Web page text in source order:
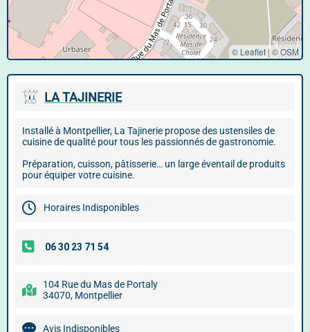
© Leaflet | ©OSM
LA TAJINERIE
Installé à Montpellier, La Tajinerie propose des ustensiles de
cuisine de qualité pour tous les passionnés de gastronomie.
Préparation, cuisson, pâtisserie… un large éventail de produits
pour équiper votre cuisine.
Horaires Indisponibles
104 Rue du Mas de Portaly
34070, Montpellier
Avis Indisponibles